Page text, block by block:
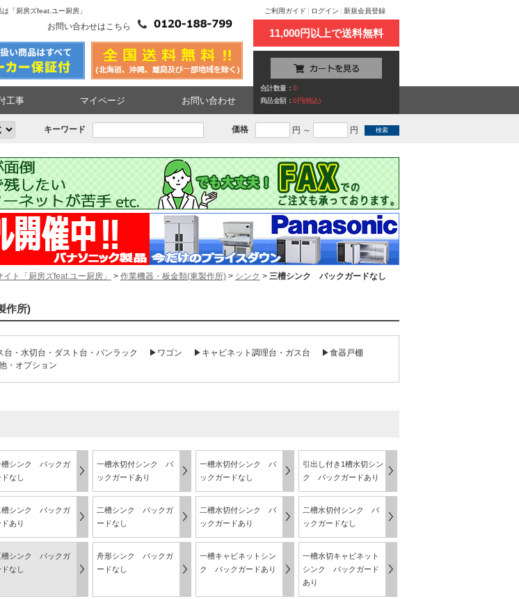
「厨房ズfeat.ユー厨房」
お問い合わせはこちら
ご利用ガイド ログイン 新規会員登録
11,000円以上で送料無料
合計数量：0
商品金額：0円(税込)
工事 マイページ お問い合わせ
キーワード 価格 円 ～ 円
ト「厨房ズfeat.ユー厨房」 > 作業機器・板金類(東製作所) > シンク > 三槽シンク バックガードなし
作所)
・水切台・ダスト台・パンラック ▶ワゴン ▶キャビネット調理台・ガス台
▶食器戸棚
・オプション
槽シンク バックガ
ドなし
一槽水切付シンク バ
ックガードあり
一槽水切付シンク バ
ックガードなし
引出し付き1槽水切シン
ク バックガードあり
槽シンク バックガ
ドあり
二槽シンク バックガ
ードなし
二槽水切付シンク バ
ックガードあり
二槽水切付シンク バ
ックガードなし
槽シンク バックガ
ドなし
舟形シンク バックガ
ードなし
一槽キャビネットシン
ク バックガードあり
一槽水切キャビネット
シンク バックガード
あり